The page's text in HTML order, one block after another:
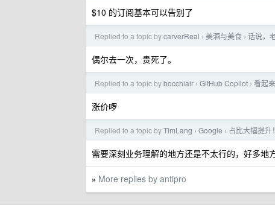
$10 的订阅基本可以告别了
Replied to a topic bycarverReal › 美酒与美食 › 话说，
偶尔去一次，贵死了。
Replied to a topic bybocchiair › GitHub Copilot › 看起
涨价啰
Replied to a topic byTimLang › Google › 占比大幅提
需要深刻业务理解的地方还是不太行的，好多地
» More replies by antipro